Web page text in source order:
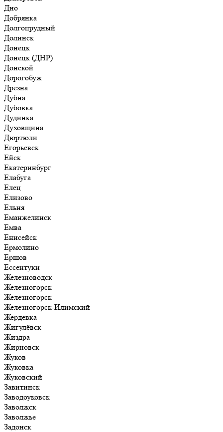
Дно
Добрянка
Долгопрудный
Долинск
Донецк
Донецк (ДНР)
Донской
Дорогобуж
Дрезна
Дубна
Дубовка
Дудинка
Духовщина
Дюртюли
Егорьевск
Ейск
Екатеринбург
Елабуга
Елец
Елизово
Ельня
Еманжелинск
Емва
Енисейск
Ермолино
Ершов
Ессентуки
Железноводск
Железногорск
Железногорск
Железногорск-Илимский
Жердевка
Жигулёвск
Жиздра
Жирновск
Жуков
Жуковка
Жуковский
Завитинск
Заводоуковск
Заволжск
Заволжье
Задонск